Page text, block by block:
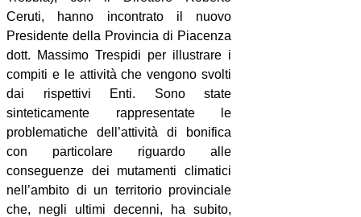
Ceruti, hanno incontrato il nuovo
Presidente della Provincia di Piacenza
dott. Massimo Trespidi per illustrare i
compiti e le attività che vengono svolti
dai rispettivi Enti. Sono state
sinteticamente rappresentate le
problematiche dell’attività di bonifica
con particolare riguardo alle
conseguenze dei mutamenti climatici
nell’ambito di un territorio provinciale
che, negli ultimi decenni, ha subito,